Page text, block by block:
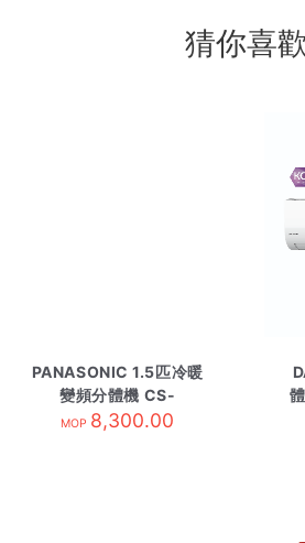
猜你喜歡
PANASONIC 1.5匹冷暖
變頻分體機 CS-
RZ12BKA 內-R32
MOP 8,300.00